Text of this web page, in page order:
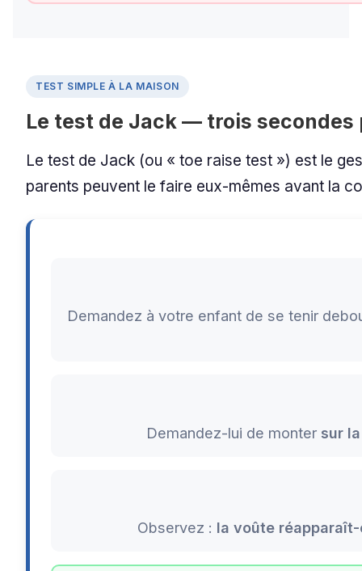
TEST SIMPLE À LA MAISON
Le test de Jack — trois
Le test de Jack (ou « toe raise test ») est le
parents peuvent le faire eux-mêmes avant la
Demandez à votre enfant de se tenir
Demandez-lui de monter sur
Observez : la voûte